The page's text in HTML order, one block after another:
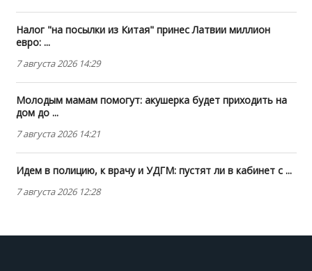
Налог "на посылки из Китая" принес Латвии миллион
евро: ...
7 августа 2026 14:29
Молодым мамам помогут: акушерка будет приходить на
дом до ...
7 августа 2026 14:21
Идем в полицию, к врачу и УДГМ: пустят ли в кабинет с ...
7 августа 2026 12:28